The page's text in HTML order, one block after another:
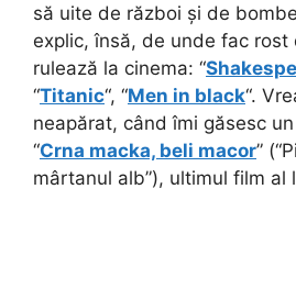
să uite de război și de
explic, însă, de unde fac rost
rulează la cinema: “
“Titanic“, “Men in black“.
neapărat, când îmi găsesc
“Crna macka, beli macor”
mârtanul alb”), ultimul film al